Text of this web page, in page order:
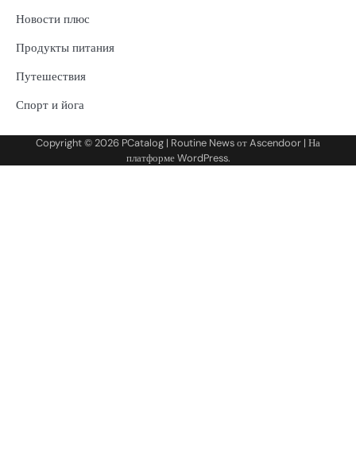
Новости плюс
Продукты питания
Путешествия
Спорт и йога
Copyright © 2026 PCatalog | Routine News отAscendoor | На
платформеWordPress.